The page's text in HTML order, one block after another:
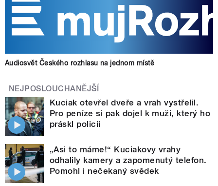
Audiosvět Českého rozhlasu na jednom místě
NEJPOSLOUCHANĚJŠÍ
Kuciak otevřel dveře a vrah vystřelil.
Pro peníze si pak dojel k muži, který ho
práskl policii
„Asi to máme!“ Kuciakovy vrahy
odhalily kamery a zapomenutý telefon.
Pomohl i nečekaný svědek